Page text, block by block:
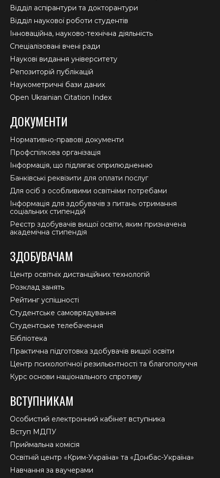
Відділ аспірантури та докторантури
Відділ наукової роботи студентів
Інноваційна, науково-технічна діяльність
Спеціалізовані вчені ради
Наукові видання університету
Репозиторій публікацій
Наукометричні бази даних
Open Ukrainian Citation Index
ДОКУМЕНТИ
Нормативно-правові документи
Профспілкова організація
Інформація, що підлягає оприлюдненню
Банківські реквізити для оплати послуг
Для осіб з особливими освітніми потребами
Інформація для здобувачів з питань отримання
соціальних стипендій
Реєстр здобувачів вищої освіти, яким призначена
академічна стипендія
ЗДОБУВАЧАМ
Центр освітніх дистанційних технологій
Розклад занять
Рейтинг успішності
Студентське самоврядування
Студентське телебачення
Бібліотека
Практична підготовка здобувачів вищої освіти
Центр психологічної резильєнтності та благополуччя
Курс основи національного спротиву
ВСТУПНИКАМ
Особистий електронний кабінет вступника
Вступ МДПУ
Приймальна комісія
Освітній центр «Крим-Україна» та «Донбас-Україна»
Навчання за ваучерами